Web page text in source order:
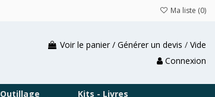
Ma liste (0)
Voir le panier / Générer un devis / Vide
Connexion
Outillage Kits - Livres